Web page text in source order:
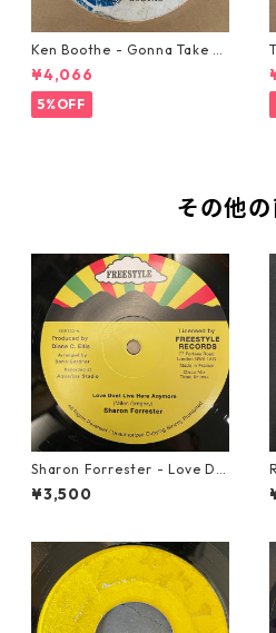
Ken Boothe - Gonna Take A
Miracle【7-21362】
¥4,066
5%OFF
その他
Sharon Forrester - Love Do
n't Live Here Anymore【12-
50068】
¥3,500